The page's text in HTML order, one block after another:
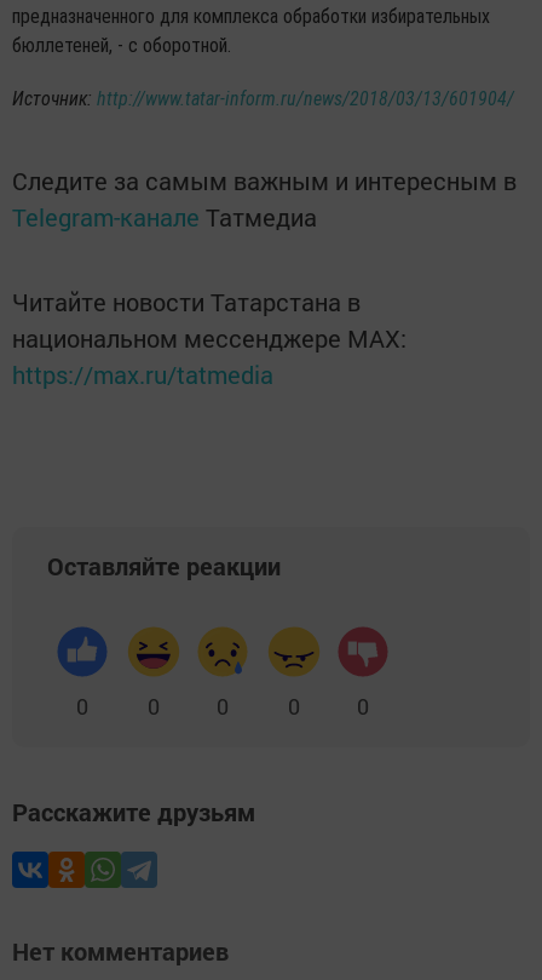
предназначенного для комплекса обработки избирательных
бюллетеней, - с оборотной.
Источник: http://www.tatar-inform.ru/news/2018/03/13/601904/
Следите за самым важным и интересным в
Telegram-канале Татмедиа
Читайте новости Татарстана в
национальном мессенджере MАХ:
https://max.ru/tatmedia
Оставляйте реакции
0 0 0 0 0
Расскажите друзьям
Нет комментариев